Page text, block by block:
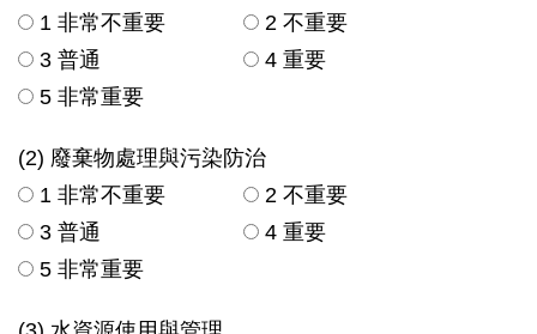
1 非常不重要
2 不重要
3 普通
4 重要
5 非常重要
(2) 廢棄物處理與污染防治
1 非常不重要
2 不重要
3 普通
4 重要
5 非常重要